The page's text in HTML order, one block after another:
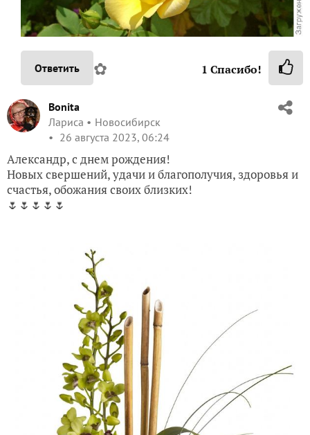
Ответить ✿ 1 Спасибо!
Bonita
Лариса
Новосибирск
26 августа 2023, 06:24
Александр, с днем рождения!
Новых свершений, удачи и благополучия, здоровья и
счастья, обожания своих близких!
🌷🌷🌷🌷🌷